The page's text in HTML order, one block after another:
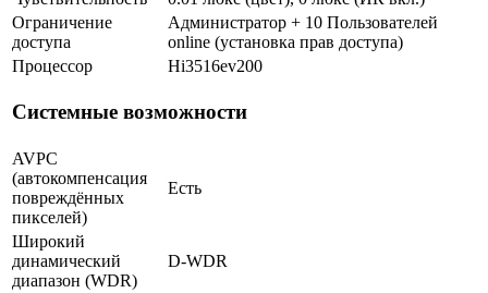
Ограничение
доступа
Администратор + 10 Пользователей
online (установка прав доступа)
Процессор
Hi3516ev200
Системные возможности
AVPC
(автокомпенсация
повреждённых
пикселей)
Есть
Широкий
динамический
диапазон (WDR)
D-WDR